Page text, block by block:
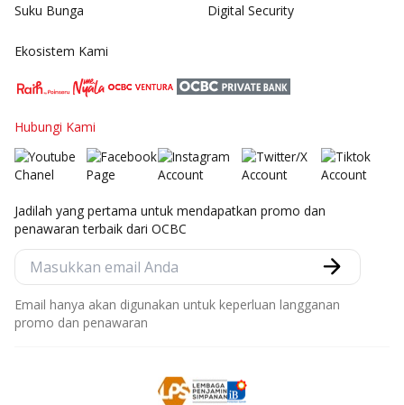
Suku Bunga
Digital Security
Ekosistem Kami
Hubungi Kami
Jadilah yang pertama untuk mendapatkan promo dan
penawaran terbaik dari OCBC
Email hanya akan digunakan untuk keperluan langganan
promo dan penawaran